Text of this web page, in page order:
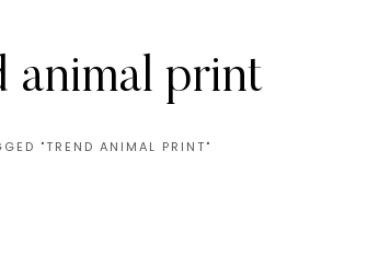
animal print
"TREND ANIMAL PRINT"